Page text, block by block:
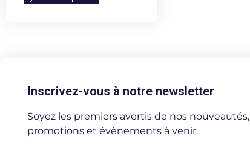
Inscrivez-vous à notre newsletter
Soyez les premiers avertis de nos nouveautés,
promotions et évènements à venir.